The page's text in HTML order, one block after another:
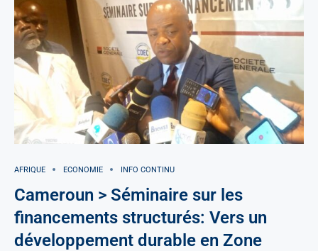
AFRIQUE ECONOMIE INFO CONTINU
Cameroun > Séminaire sur les
financements structurés: Vers un
développement durable en Zone